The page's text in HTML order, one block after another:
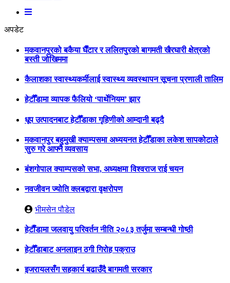
अपडेट
मकवानपुरको बकैया घैँटार र ललितपुरको बागमती खैरघारी क्षेत्रको
बस्ती जोखिममा
कैलाशका स्वास्थ्यकर्मीलाई स्वास्थ्य व्यवस्थापन सूचना प्रणाली तालिम
हेटौँडामा व्यापक फैलियो ‘पार्थेनियम’ झार
धूप उत्पादनबाट हेटौँडाका गृहिणीको आम्दानी बढ्दै
मकवानपुर बहुमुखी क्याम्पसमा अध्ययनत हेटौँडाका लकेश सापकोटाले
सुरु गरे आफ्नै व्यवसाय
बंशगोपाल क्याम्पसको सभा, अध्यक्षमा विश्वराज राई चयन
नवजीवन ज्योति क्लबद्वारा वृक्षरोपण
भीमसेन पौडेल
हेटाैँडामा जलवायु परिवर्तन नीति २०८३ तर्जुमा सम्बन्धी गोष्ठी
हेटौँडाबाट अनलाइन ठगी गिरोह पक्राउ
इजरायलसँग सहकार्य बढाउँदै बागमती सरकार